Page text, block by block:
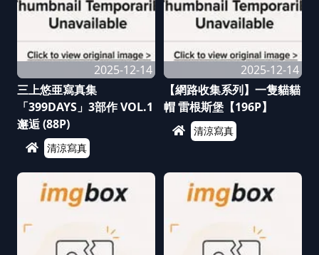
2025-12-14
三上悠亜寫真集
「399DAYS」3部作 VOL.1
邂逅 (88P)
清涼寫真
2025-12-14
【網路收集系列】一隻貓貓
帽 雷根斯堡【196P】
清涼寫真